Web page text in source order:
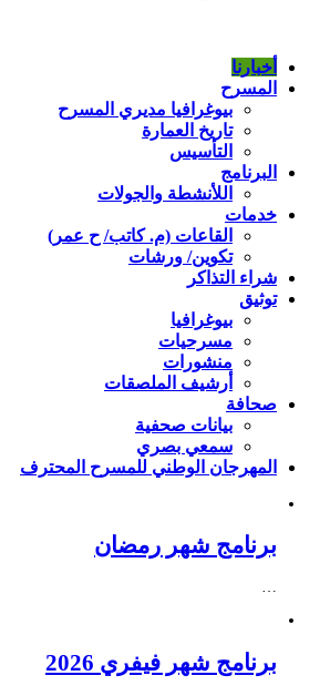
أخبارنا
المسرح
بيوغرافيا مديري المسرح
تاريخ العمارة
التأسيس
البرنامج
اللأنشطة والجولات
خدمات
القاعات (م. كاتب/ ح عمر)
تكوين/ ورشات
شراء التذاكر
توثيق
بيوغرافيا
مسرحيات
منشورات
أرشيف الملصقات
صحافة
بيانات صحفية
سمعي بصري
المهرجان الوطني للمسرح المحترف
برنامج شهر رمضان
…
برنامج شهر فيفري 2026